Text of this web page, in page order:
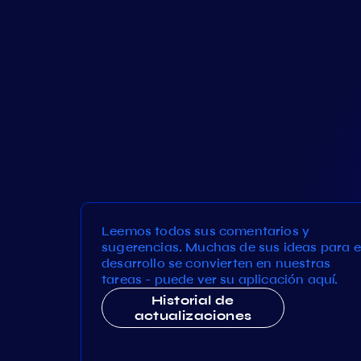
Leemos todos sus comentarios y
sugerencias. Muchas de sus ideas para
desarrollo se convierten en nuestras
tareas - puede ver su aplicación aquí.
Historial de
actualizaciones